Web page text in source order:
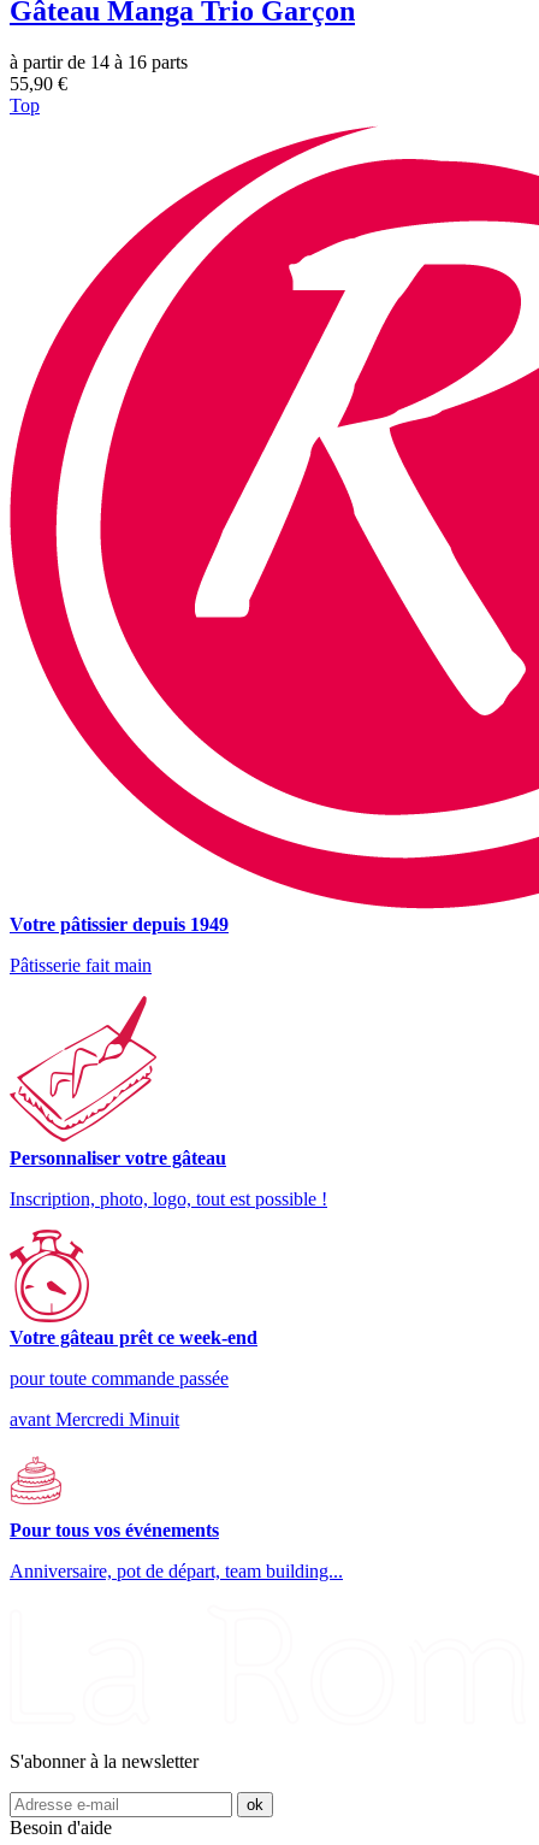
Gâteau Manga Trio Garçon
à partir de 14 à 16 parts
55,90 €
Top
Votre pâtissier depuis 1949
Pâtisserie fait main
Personnaliser votre gâteau
Inscription, photo, logo, tout est possible !
Votre gâteau prêt ce week-end
pour toute commande passée
avant Mercredi Minuit
Pour tous vos événements
Anniversaire, pot de départ, team building...
S'abonner à la newsletter
Besoin d'aide